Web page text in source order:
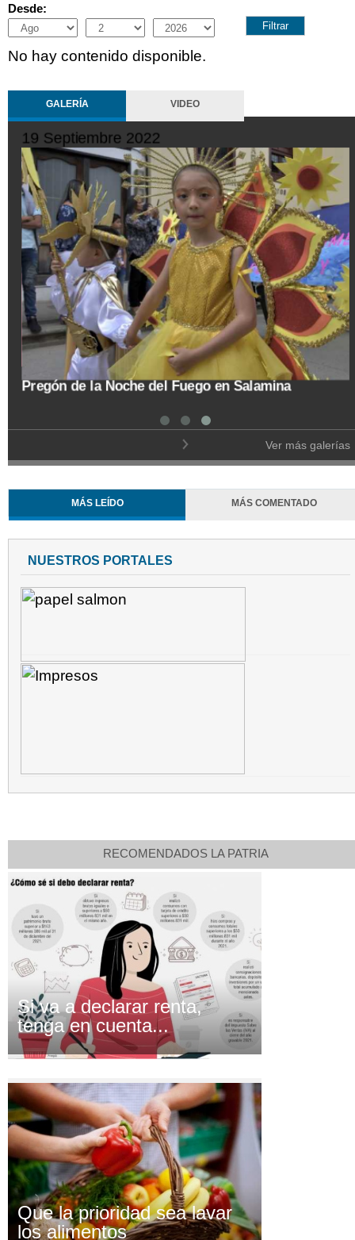
Desde:
Month
Day Year
No hay contenido disponible.
GALERÍA VIDEO
19 Septiembre 2022
Pregón de la Noche del Fuego en Salamina
Ver más galerías
MÁS LEÍDO MÁS COMENTADO
NUESTROS PORTALES
RECOMENDADOS LA PATRIA
Si va a declarar renta,
tenga en cuenta...
Que la prioridad sea lavar
los alimentos